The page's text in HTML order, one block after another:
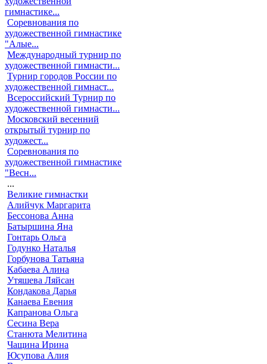
гимнастике...
Соревнования по
художественной гимнастике
"Алые...
Международный турнир по
художественной гимнасти...
Турнир городов России по
художественной гимнаст...
Всероссийский Турнир по
художественной гимнасти...
Московский весенний
открытый турнир по
художест...
Соревнования по
художественной гимнастике
"Весн...
...
Великие гимнастки
Алийчук Маргарита
Бессонова Анна
Батыршина Яна
Гонтарь Ольга
Годунко Наталья
Горбунова Татьяна
Кабаева Алина
Утяшева Ляйсан
Кондакова Дарья
Канаева Евения
Капранова Ольга
Сесина Вера
Станюта Мелитина
Чащина Ирина
Юсупова Алия